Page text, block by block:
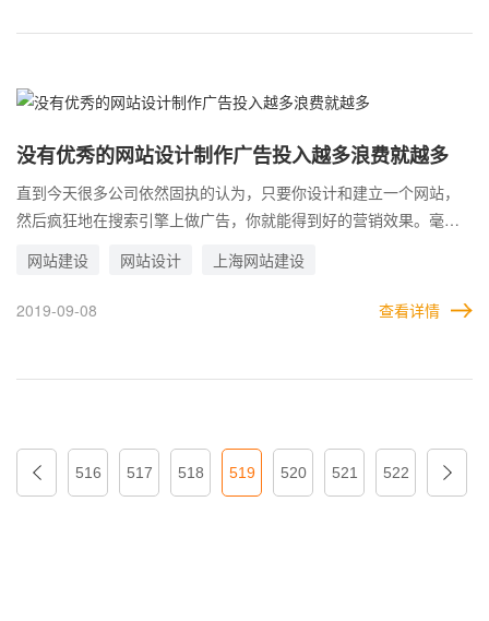
设与用户建立关联项专业效果自然事半功倍。至少在以下三个方
制作水平的提高密切相关。
没有优秀的网站设计制作广告投入越多浪费就越多
直到今天很多公司依然固执的认为，只要你设计和建立一个网站，
然后疯狂地在搜索引擎上做广告，你就能得到好的营销效果。毫无
多中小企业来说，资金不足。试点博景是一家网站建设公司，最初
专注于高质量的网站制作。多年的营销经验告诉我们，在网站建设
站设计制作广告投入越多浪费就越多。换言之，网站的美观只是一
网站建设 网站设计 上海网站建设
2019-09-08 查看详情
516 517 518 519 520 521 522